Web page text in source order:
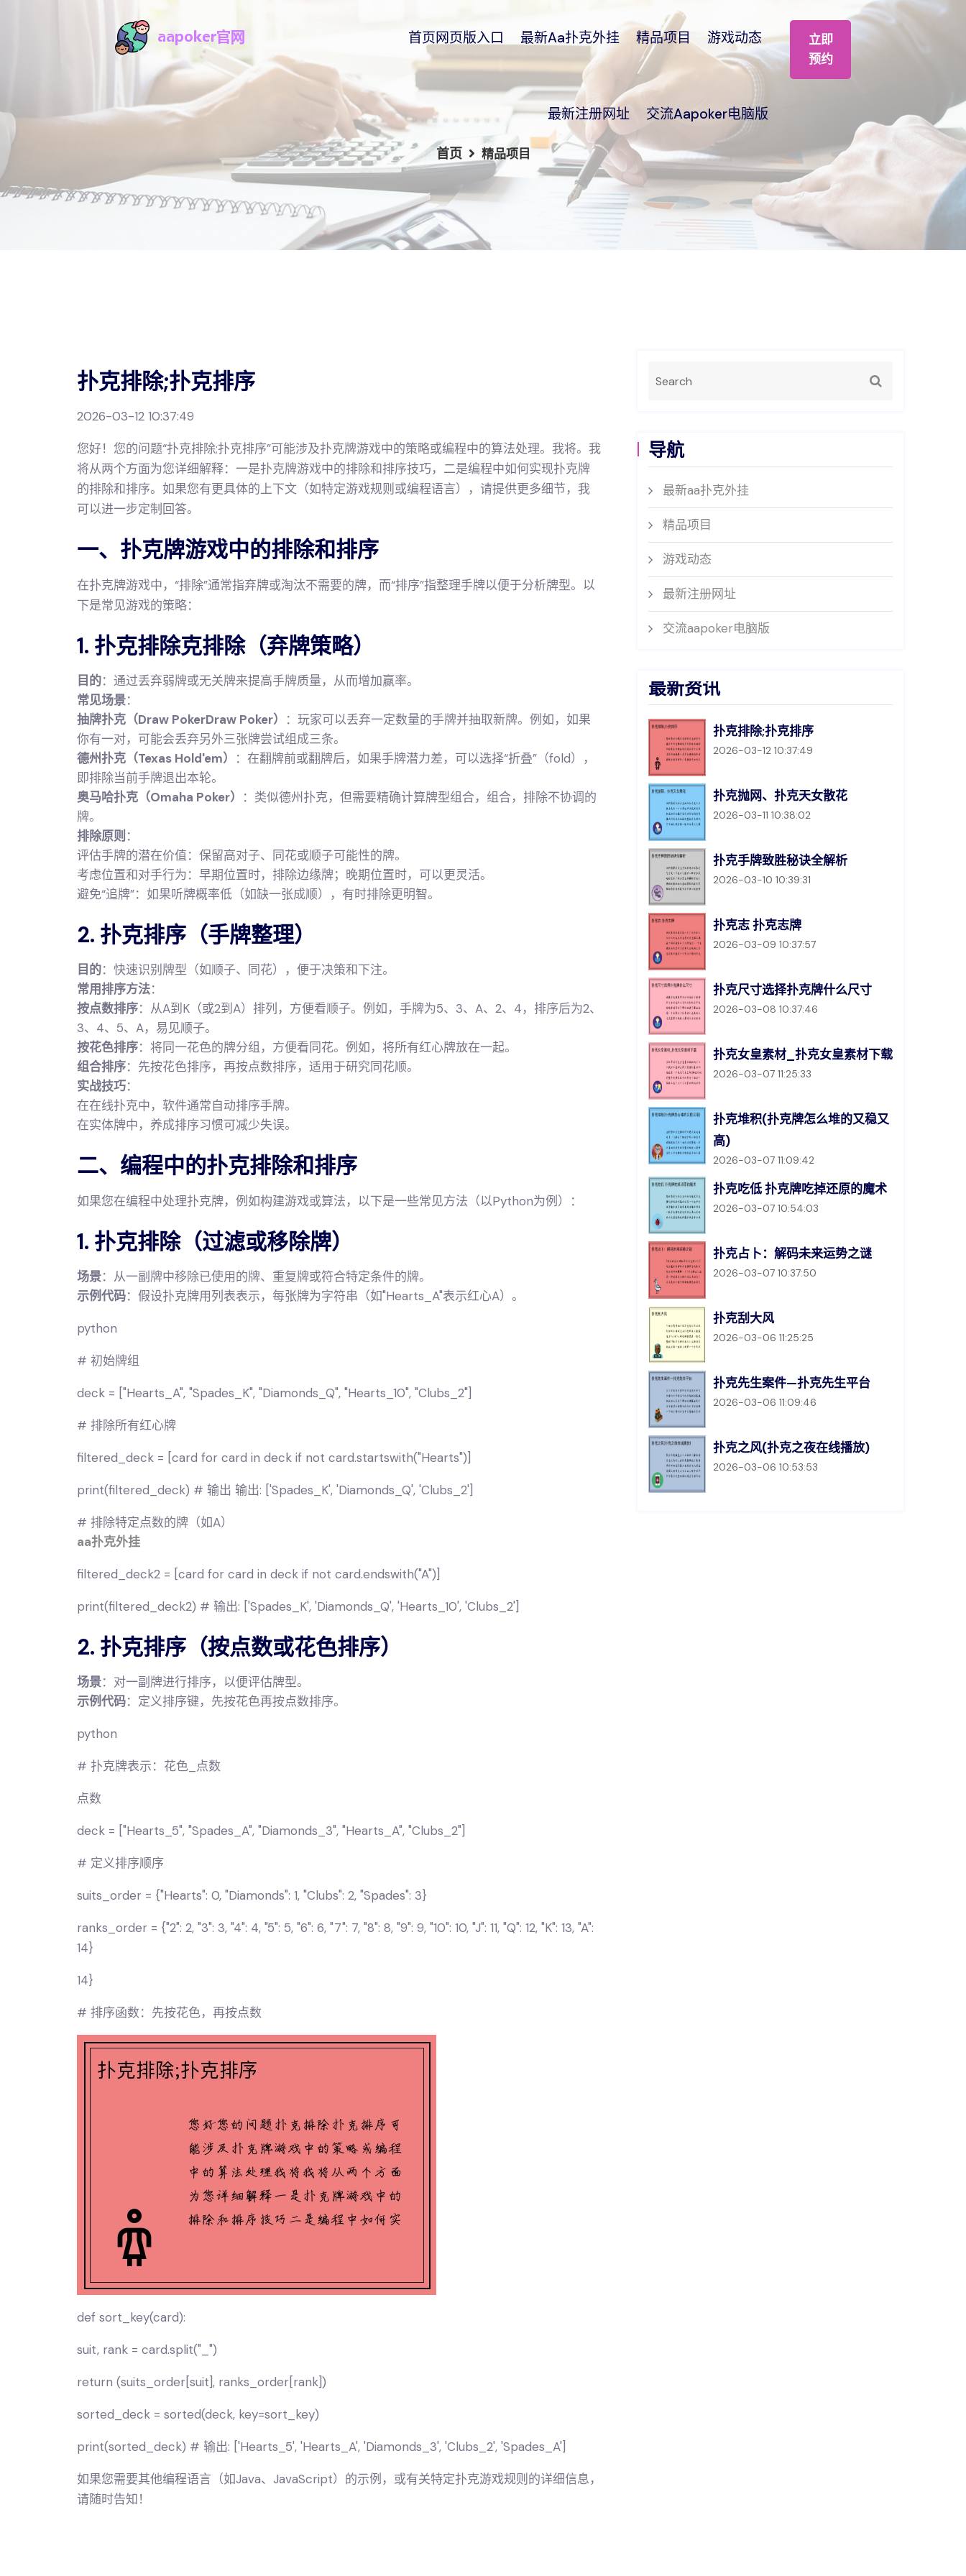
首页网页版入口 最新aa扑克外挂 精品项目 游戏动态
最新注册网址 交流aapoker电脑版
立即
预约
首页 精品项目
扑克排除;扑克排序
2026-03-12 10:37:49
您好！您的问题“扑克排除;扑克排序”可能涉及扑克牌游戏中的策略或编程中的算法处理。我将。我
将从两个方面为您详细解释：一是扑克牌游戏中的排除和排序技巧，二是编程中如何实现扑克牌
的排除和排序。如果您有更具体的上下文（如特定游戏规则或编程语言），请提供更多细节，我
可以进一步定制回答。
一、扑克牌游戏中的排除和排序
在扑克牌游戏中，“排除”通常指弃牌或淘汰不需要的牌，而“排序”指整理手牌以便于分析牌型。以
下是常见游戏的策略：
1. 扑克排除克排除（弃牌策略）
目的：通过丢弃弱牌或无关牌来提高手牌质量，从而增加赢率。
常见场景：
抽牌扑克（Draw PokerDraw Poker）
：玩家可以丢弃一定数量的手牌并抽取新牌。例如，如果
你有一对，可能会丢弃另外三张牌尝试组成三条。
德州扑克（Texas Hold'em）
：在翻牌前或翻牌后，如果手牌潜力差，可以选择“折叠”（fold），
即排除当前手牌退出本轮。
奥马哈扑克（Omaha Poker）
：类似德州扑克，但需要精确计算牌型组合，组合，排除不协调的
牌。
排除原则 ：
评估手牌的潜在价值：保留高对子、同花或顺子可能性的牌。
考虑位置和对手行为：早期位置时，排除边缘牌；晚期位置时，可以更灵活。
避免“追牌”：如果听牌概率低（如缺一张成顺），有时排除更明智。
2. 扑克排序（手牌整理）
目的：快速识别牌型（如顺子、同花），便于决策和下注。
常用排序方法：
按点数排序：从A到K（或2到A）排列，方便看顺子。例如，手牌为5、3、A、2、4，排序后为2、
3、4、5、A，易见顺子。
按花色排序：将同一花色的牌分组，方便看同花。例如，将所有红心牌放在一起。
组合排序：先按花色排序，再按点数排序，适用于研究同花顺。
实战技巧：
在在线扑克中，软件通常自动排序手牌。
在实体牌中，养成排序习惯可减少失误。
二、编程中的扑克排除和排序
如果您在编程中处理扑克牌，例如构建游戏或算法，以下是一些常见方法（以Python为例）：
1. 扑克排除（过滤或移除牌）
场景：从一副牌中移除已使用的牌、重复牌或符合特定条件的牌。
示例代码：假设扑克牌用列表表示，每张牌为字符串（如"Hearts_A"表示红心A）。
python
# 初始牌组
deck = ["Hearts_A", "Spades_K", "Diamonds_Q", "Hearts_10", "Clubs_2"]
# 排除所有红心牌
filtered_deck = [card for card in deck if not card.startswith("Hearts")]
print(filtered_deck) # 输出 输出: ['Spades_K', 'Diamonds_Q', 'Clubs_2']
# 排除特定点数的牌（如A）
aa扑克外挂
filtered_deck2 = [card for card in deck if not card.endswith("A")]
print(filtered_deck2) # 输出: ['Spades_K', 'Diamonds_Q', 'Hearts_10', 'Clubs_2']
2. 扑克排序（按点数或花色排序）
场景：对一副牌进行排序，以便评估牌型。
示例代码：定义排序键，先按花色再按点数排序。
python
# 扑克牌表示：花色_点数
点数
deck = ["Hearts_5", "Spades_A", "Diamonds_3", "Hearts_A", "Clubs_2"]
# 定义排序顺序
suits_order = {"Hearts": 0, "Diamonds": 1, "Clubs": 2, "Spades": 3}
ranks_order = {"2": 2, "3": 3, "4": 4, "5": 5, "6": 6, "7": 7, "8": 8, "9": 9, "10": 10, "J": 11, "Q": 12, "K": 13, "A":
14}
14}
# 排序函数：先按花色，再按点数
def sort_key(card):
suit, rank = card.split("_")
return (suits_order[suit], ranks_order[rank])
sorted_deck = sorted(deck, key=sort_key)
print(sorted_deck) # 输出: ['Hearts_5', 'Hearts_A', 'Diamonds_3', 'Clubs_2', 'Spades_A']
如果您需要其他编程语言（如Java、JavaScript）的示例，或有关特定扑克游戏规则的详细信息，
请随时告知！
导航
最新aa扑克外挂
精品项目
游戏动态
最新注册网址
交流aapoker电脑版
最新资讯
扑克排除;扑克排序
2026-03-12 10:37:49
扑克抛网、扑克天女散花
2026-03-11 10:38:02
扑克手牌致胜秘诀全解析
2026-03-10 10:39:31
扑克志 扑克志牌
2026-03-09 10:37:57
扑克尺寸选择扑克牌什么尺寸
2026-03-08 10:37:46
扑克女皇素材_扑克女皇素材下载
2026-03-07 11:25:33
扑克堆积(扑克牌怎么堆的又稳又
高)
2026-03-07 11:09:42
扑克吃低 扑克牌吃掉还原的魔术
2026-03-07 10:54:03
扑克占卜：解码未来运势之谜
2026-03-07 10:37:50
扑克刮大风
2026-03-06 11:25:25
扑克先生案件—扑克先生平台
2026-03-06 11:09:46
扑克之风(扑克之夜在线播放)
2026-03-06 10:53:53